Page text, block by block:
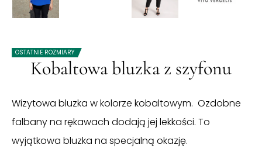
OSTATNIE ROZMIARY
Kobaltowa bluzka z szyfonu
Wizytowa bluzka w kolorze kobaltowym. Ozdobne
falbany na rękawach dodają jej lekkości. To
wyjątkowa bluzka na specjalną okazję.